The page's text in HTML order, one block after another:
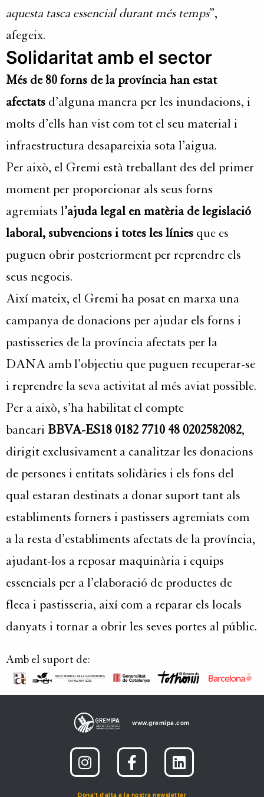
aquesta tasca essencial durant més temps”,
afegeix.
Solidaritat amb el sector
Més de 80 forns de la província han estat
afectats d’alguna manera per les inundacions, i
molts d’ells han vist com tot el seu material i
infraestructura desapareixia sota l’aigua.
Per això, el Gremi està treballant des del primer
moment per proporcionar als seus forns
agremiats l’ajuda legal en matèria de legislació
laboral, subvencions i totes les línies que es
puguen obrir posteriorment per reprendre els
seus negocis.
Així mateix, el Gremi ha posat en marxa una
campanya de donacions per ajudar els forns i
pastisseries de la província afectats per la
DANA amb l’objectiu que puguen recuperar-se
i reprendre la seva activitat al més aviat possible.
Per a això, s’ha habilitat el compte
bancari BBVA-ES18 0182 7710 48 0202582082,
dirigit exclusivament a canalitzar les donacions
de persones i entitats solidàries i els fons del
qual estaran destinats a donar suport tant als
establiments forners i pastissers agremiats com
a la resta d’establiments afectats de la província,
ajudant-los a reposar maquinària i equips
essencials per a l’elaboració de productes de
fleca i pastisseria, així com a reparar els locals
danyats i tornar a obrir les seves portes al públic.
Amb el suport de:
www.gremipa.com
Dona't d'alta a la nostra newsletter